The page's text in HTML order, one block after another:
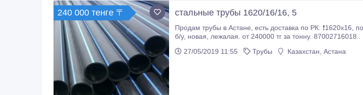
240 000 тенге 〒 стальные трубы 1620/16/16, 5
Продам трубы в Астане, есть доставка по РК: ❗1620х16, под газ/нефть, п/ш, б/у, новая, лежалая. ❗1620х16, 5, под газ/нефть, п/ш,
б/у, новая, лежалая. от 240000 тг за тонну. 87002716018..
27/05/2019 11:55
Трубы Казахстан, Астана